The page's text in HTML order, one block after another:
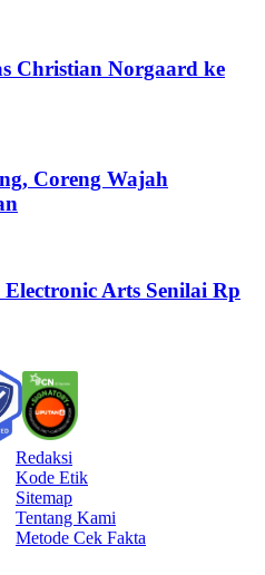
Christian Norgaard ke
Coreng Wajah
Arts Senilai Rp
Redaksi
Kode Etik
Sitemap
Tentang Kami
Metode Cek Fakta